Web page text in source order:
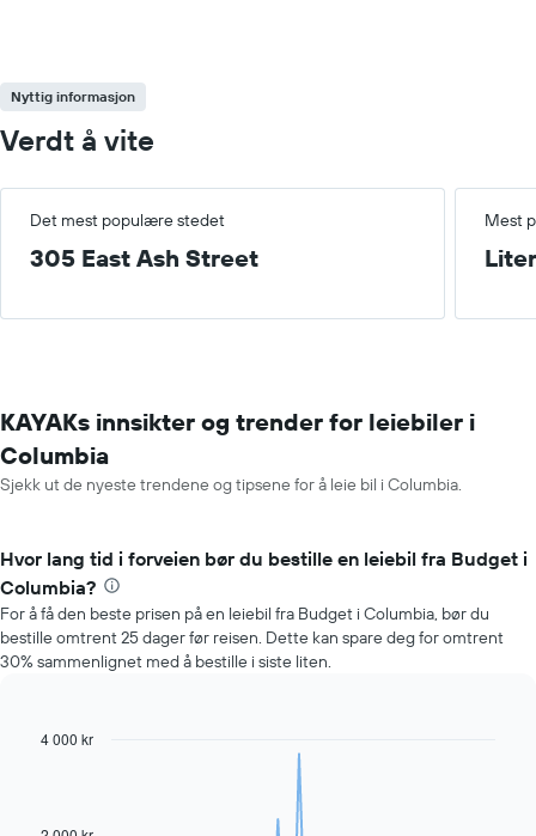
Nyttig informasjon
Verdt å vite
Det mest populære stedet Mest
305 East Ash Street
KAYAKs innsikter og trender for leiebiler i
Columbia
Sjekk ut de nyeste trendene og tipsene for å leie bil i Columbia.
Hvor lang tid i forveien bør du bestille en leiebil fra Budget i
Columbia?
For å få den beste prisen på en leiebil fra Budget i Columbia, bør du
bestille omtrent 25 dager før reisen. Dette kan spare deg for omtrent
30% sammenlignet med å bestille i siste liten.
Line
Chart
4 000 kr